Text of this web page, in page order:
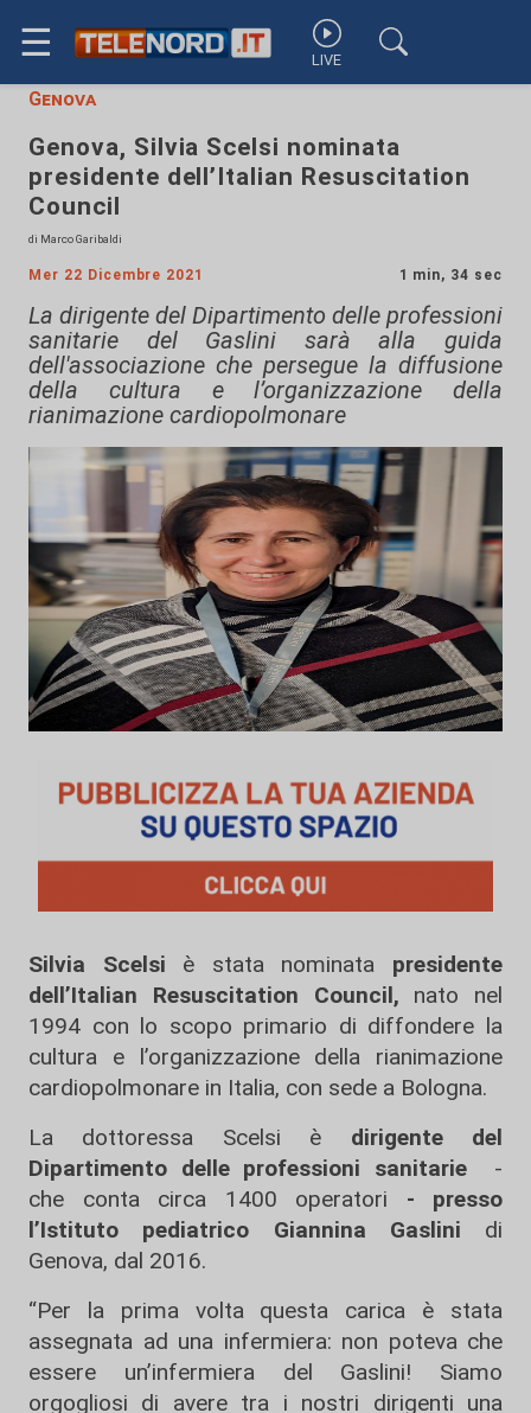
☰ LIVE
Genova
Genova, Silvia Scelsi nominata
presidente dell’Italian Resuscitation
Council
di Marco Garibaldi
Mer 22 Dicembre 2021 1 min, 34 sec
La dirigente del Dipartimento delle professioni
sanitarie del Gaslini sarà alla guida
dell'associazione che persegue la diffusione
della cultura e l’organizzazione della
rianimazione cardiopolmonare
Silvia Scelsi è stata nominata presidente
dell’Italian Resuscitation Council, nato nel
1994 con lo scopo primario di diffondere la
cultura e l’organizzazione della rianimazione
cardiopolmonare in Italia, con sede a Bologna.
La dottoressa Scelsi è dirigente del
Dipartimento delle professioni sanitarie
-
che conta circa 1400 operatori - presso
l’Istituto pediatrico Giannina Gaslini di
Genova, dal 2016.
“Per la prima volta questa carica è stata
assegnata ad una infermiera: non poteva che
essere un’infermiera del Gaslini! Siamo
orgogliosi di avere tra i nostri dirigenti una